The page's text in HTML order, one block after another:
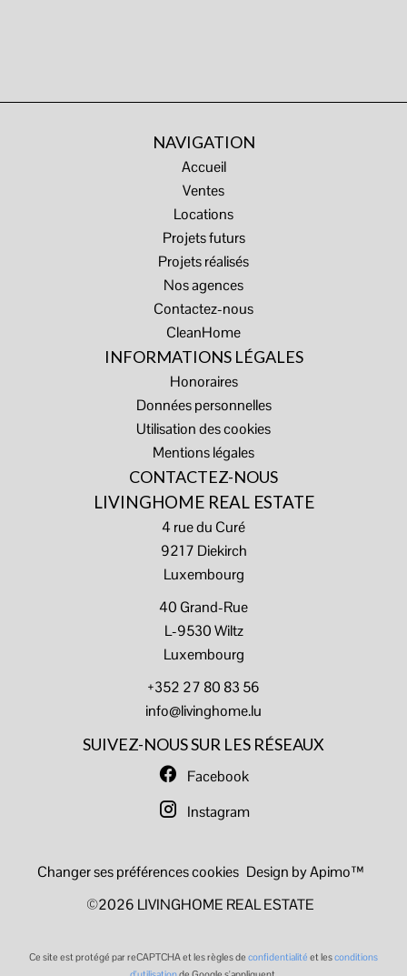
NAVIGATION
Accueil
Ventes
Locations
Projets futurs
Projets réalisés
Nos agences
Contactez-nous
CleanHome
INFORMATIONS LÉGALES
Honoraires
Données personnelles
Utilisation des cookies
Mentions légales
CONTACTEZ-NOUS
LIVINGHOME REAL ESTATE
4 rue du Curé
9217 Diekirch
Luxembourg
40 Grand-Rue
L-9530 Wiltz
Luxembourg
+352 27 80 83 56
info@livinghome.lu
SUIVEZ-NOUS SUR LES RÉSEAUX
Facebook
Instagram
Changer ses préférences cookies Design byApimo™
©2026 LIVINGHOME REAL ESTATE
Ce site est protégé par reCAPTCHA et les règles de confidentialité et lesconditions